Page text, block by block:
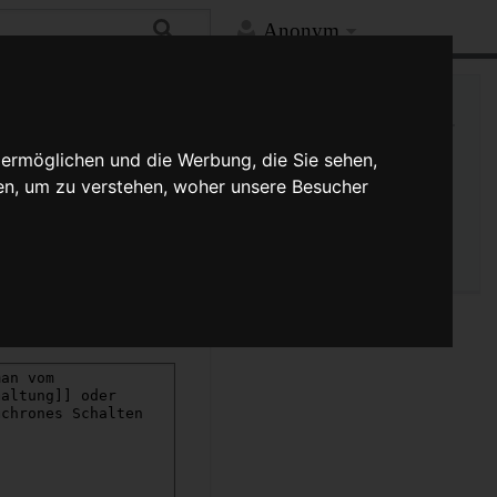
und die Werbung, die Sie sehen,
um zu verstehen, woher unsere Besucher
Anonym
Versionsgeschichte
Links auf diese Seite
Änderungen an verlinkten
Seiten